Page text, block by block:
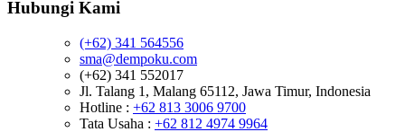
Hubungi Kami
(+62) 341 564556
sma@dempoku.com
(+62) 341 552017
Jl. Talang 1, Malang 65112, Jawa Timur, Indonesia
Hotline : +62 813 3006 9700
Tata Usaha : +62 812 4974 9964